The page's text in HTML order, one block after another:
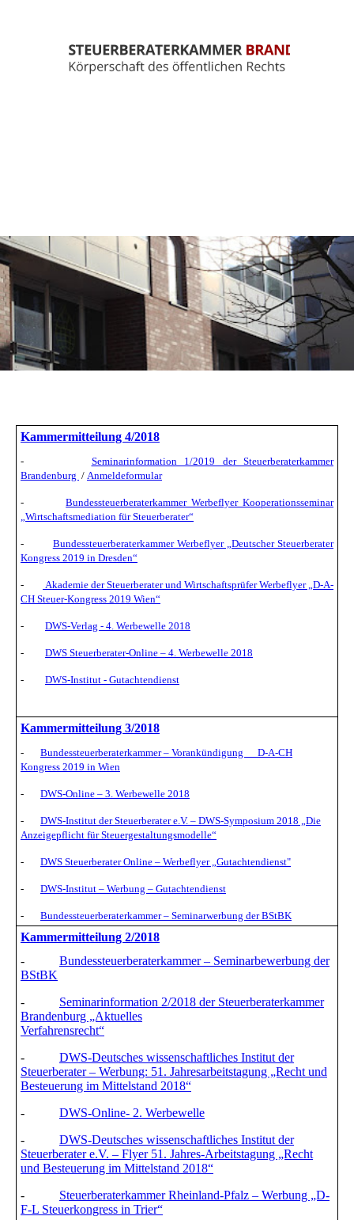
Kammermitteilung 4/2018
- Seminarinformation 1/2019 der Steuerberaterkammer
Brandenburg / Anmeldeformular
-Bundessteuerberaterkammer Werbeflyer Kooperationsseminar
„Wirtschaftsmediation für Steuerberater“
- Bundessteuerberaterkammer Werbeflyer „Deutscher Steuerberater
Kongress 2019 in Dresden“
-
Akademie der Steuerberater und Wirtschaftsprüfer Werbeflyer „D-A-
CH Steuer-Kongress 2019 Wien“
- DWS-Verlag - 4. Werbewelle 2018
- DWS Steuerberater-Online – 4. Werbewelle 2018
- DWS-Institut - Gutachtendienst
Kammermitteilung 3/2018
- Bundessteuerberaterkammer – Vorankündigung D-A-CH
Kongress 2019 in Wien
- DWS-Online – 3. Werbewelle 2018
- DWS-Institut der Steuerberater e.V. – DWS-Symposium 2018 „Die
Anzeigepflicht für Steuergestaltungsmodelle“
- DWS Steuerberater Online – Werbeflyer „Gutachtendienst"
- DWS-Institut – Werbung – Gutachtendienst
- Bundessteuerberaterkammer – Seminarwerbung der BStBK
Kammermitteilung 2/2018
- Bundessteuerberaterkammer – Seminarbewerbung der
BStBK
- Seminarinformation 2/2018 der Steuerberaterkammer
Brandenburg „Aktuelles
Verfahrensrecht“
- DWS-Deutsches wissenschaftliches Institut der
Steuerberater – Werbung: 51. Jahresarbeitstagung „Recht und
Besteuerung im Mittelstand 2018“
- DWS-Online- 2. Werbewelle
- DWS-Deutsches wissenschaftliches Institut der
Steuerberater e.V. – Flyer 51. Jahres-Arbeitstagung „Recht
und Besteuerung im Mittelstand 2018“
- Steuerberaterkammer Rheinland-Pfalz – Werbung „D-
F-L Steuerkongress in Trier“